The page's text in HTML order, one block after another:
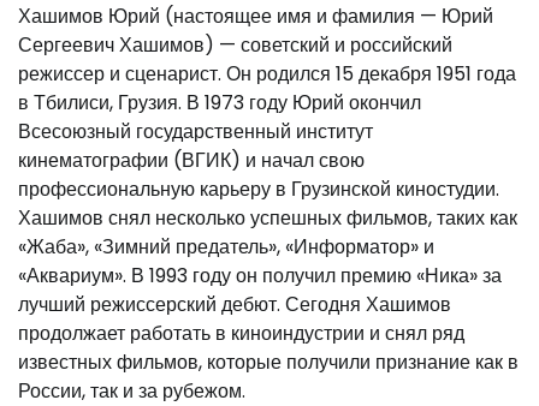
Хашимов Юрий (настоящее имя и фамилия — Юрий
Сергеевич Хашимов) — советский и российский
режиссер и сценарист. Он родился 15 декабря 1951 года
в Тбилиси, Грузия. В 1973 году Юрий окончил
Всесоюзный государственный институт
кинематографии (ВГИК) и начал свою
профессиональную карьеру в Грузинской киностудии.
Хашимов снял несколько успешных фильмов, таких как
«Жаба», «Зимний предатель», «Информатор» и
«Аквариум». В 1993 году он получил премию «Ника» за
лучший режиссерский дебют. Сегодня Хашимов
продолжает работать в киноиндустрии и снял ряд
известных фильмов, которые получили признание как в
России, так и за рубежом.